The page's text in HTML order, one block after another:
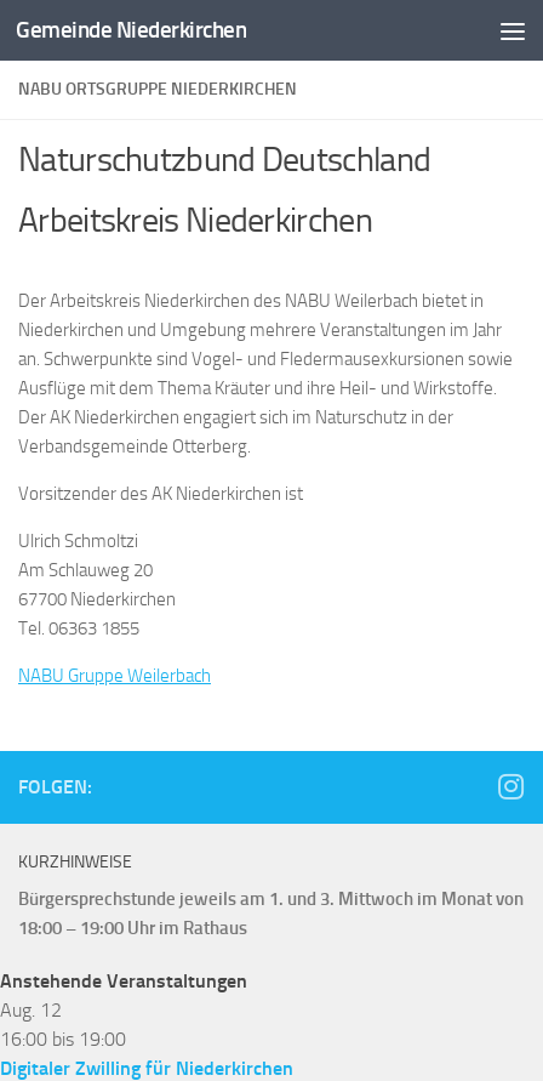
Zum Inhalt springen
Gemeinde Niederkirchen
NABU ORTSGRUPPE NIEDERKIRCHEN
Naturschutzbund Deutschland
Arbeitskreis Niederkirchen
Der Arbeitskreis Niederkirchen des NABU Weilerbach bietet in
Niederkirchen und Umgebung mehrere Veranstaltungen im Jahr
an. Schwerpunkte sind Vogel- und Fledermausexkursionen sowie
Ausflüge mit dem Thema Kräuter und ihre Heil- und Wirkstoffe.
Der AK Niederkirchen engagiert sich im Naturschutz in der
Verbandsgemeinde Otterberg.
Vorsitzender des AK Niederkirchen ist
Ulrich Schmoltzi
Am Schlauweg 20
67700 Niederkirchen
Tel. 06363 1855
NABU Gruppe Weilerbach
FOLGEN:
KURZHINWEISE
Bürgersprechstunde jeweils am 1. und 3. Mittwoch im Monat von
18:00 – 19:00 Uhr im Rathaus
Anstehende Veranstaltungen
Aug. 12
16:00 bis 19:00
Digitaler Zwilling für Niederkirchen